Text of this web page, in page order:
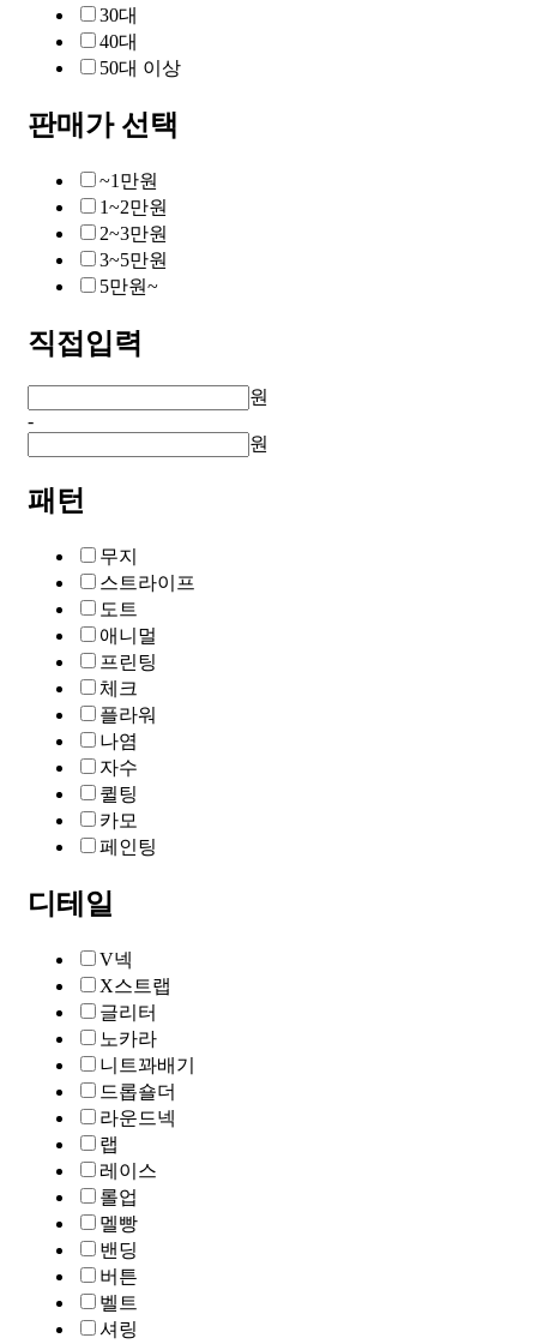
30대
40대
50대 이상
판매가 선택
~1만원
1~2만원
2~3만원
3~5만원
5만원~
직접입력
원
-
원
패턴
무지
스트라이프
도트
애니멀
프린팅
체크
플라워
나염
자수
퀼팅
카모
페인팅
디테일
V넥
X스트랩
글리터
노카라
니트꽈배기
드롭숄더
라운드넥
랩
레이스
롤업
멜빵
밴딩
버튼
벨트
셔링